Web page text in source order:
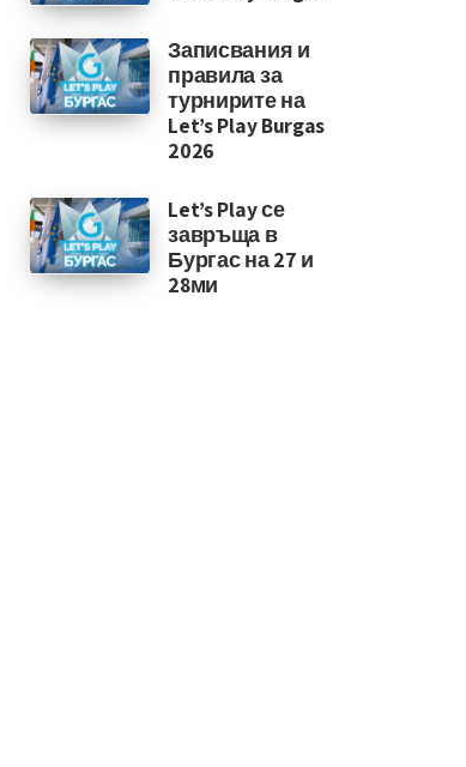
Записвания и
правила за
турнирите на
Let’s Play Burgas
2026
Let’s Play се
завръща в
Бургас на 27 и
28ми